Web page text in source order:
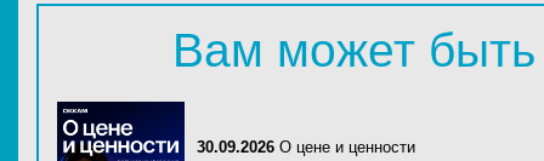
Вам может быть
30.09.2026 О цене и ценности